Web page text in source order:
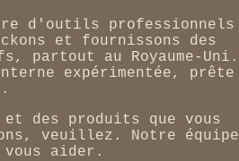
d'outils professionnels
et fournissons des
partout au Royaume-Uni.
expérimentée, prête
des produits que vous
veuillez. Notre équipe
aider.